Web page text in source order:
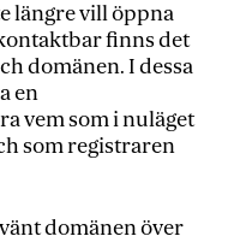
längre vill öppna
finns det
domänen. I dessa
en
vem som i nuläget
som registraren
domänen över